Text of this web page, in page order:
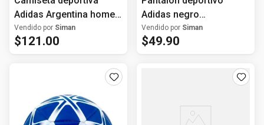
Adidas Argentina home
26 para hombre
Vendido por Siman
$121 .00
Adidas negro
estampado para hombre
Vendido por Siman
$49.90